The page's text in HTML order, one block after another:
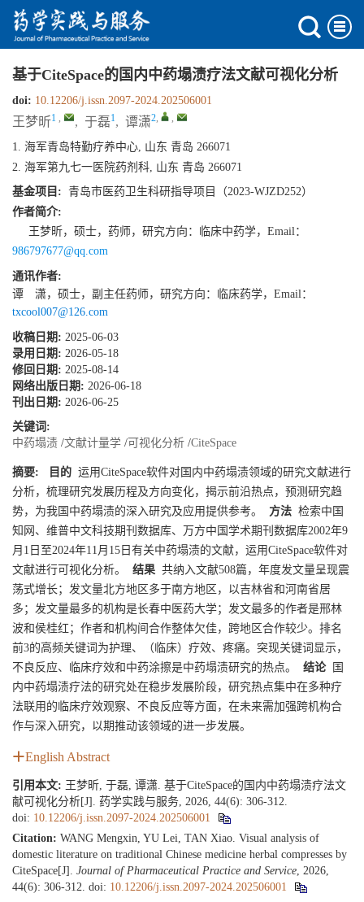
基于CiteSpace的国内中药塌渍疗法文献可视化分析
doi: 10.12206/j.issn.2097-2024.202506001
王梦昕1 , , 于磊1, 谭潇2, ,
1. 海军青岛特勤疗养中心, 山东 青岛 266071
2. 海军第九七一医院药剂科, 山东 青岛 266071
基金项目: 青岛市医药卫生科研指导项目（2023-WJZD252）
作者简介:
王梦昕，硕士，药师，研究方向：临床中药学，Email：
986797677@qq.com
通讯作者:
谭 潇，硕士，副主任药师，研究方向：临床药学，Email：
txcool007@126.com
收稿日期: 2025-06-03
录用日期: 2026-05-18
修回日期: 2025-08-14
网络出版日期: 2026-06-18
刊出日期: 2026-06-25
关键词:
中药塌渍 /文献计量学 /可视化分析 /CiteSpace
摘要: 目的 运用CiteSpace软件对国内中药塌渍领域的研究文献进行
分析，梳理研究发展历程及方向变化，揭示前沿热点，预测研究趋
势，为我国中药塌渍的深入研究及应用提供参考。
方法 检索中国
知网、维普中文科技期刊数据库、万方中国学术期刊数据库2002年9
月1日至2024年11月15日有关中药塌渍的文献，运用CiteSpace软件对
文献进行可视化分析。
结果 共纳入文献508篇，年度发文量呈现震
荡式增长；发文量北方地区多于南方地区，以吉林省和河南省居
多；发文量最多的机构是长春中医药大学；发文最多的作者是邢林
波和侯桂红；作者和机构间合作整体欠佳，跨地区合作较少。排名
前3的高频关键词为护理、（临床）疗效、疼痛。突现关键词显示，
不良反应、临床疗效和中药涂擦是中药塌渍研究的热点。
结论国
内中药塌渍疗法的研究处在稳步发展阶段，研究热点集中在多种疗
法联用的临床疗效观察、不良反应等方面，在未来需加强跨机构合
作与深入研究，以期推动该领域的进一步发展。
English Abstract
引用本文: 王梦昕, 于磊, 谭潇. 基于CiteSpace的国内中药塌渍疗法文
献可视化分析[J]. 药学实践与服务, 2026, 44(6): 306-312.
doi: 10.12206/j.issn.2097-2024.202506001
Citation: WANG Mengxin, YU Lei, TAN Xiao. Visual analysis of
domestic literature on traditional Chinese medicine herbal compresses by
CiteSpace[J]. Journal of Pharmaceutical Practice and Service , 2026,
44(6): 306-312. doi: 10.12206/j.issn.2097-2024.202506001